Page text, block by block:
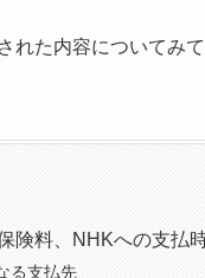
れた内容についてみて
険料、NHKへの支払
る支払先